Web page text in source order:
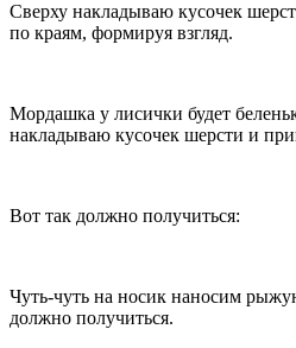
Сверху накладываю кусочек
по краям, формируя взгляд.
Мордашка у лисички будет
накладываю кусочек шерсти и
Вот так должно получиться:
Чуть-чуть на носик наносим
должно получиться.